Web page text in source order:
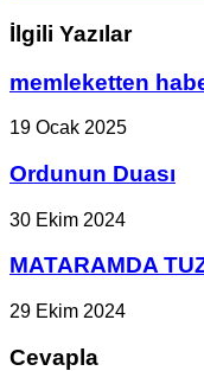
İlgili Yazılar
memleketten
19 Ocak 2025
Ordunun Duası
30 Ekim 2024
MATARAMDA
29 Ekim 2024
Cevapla